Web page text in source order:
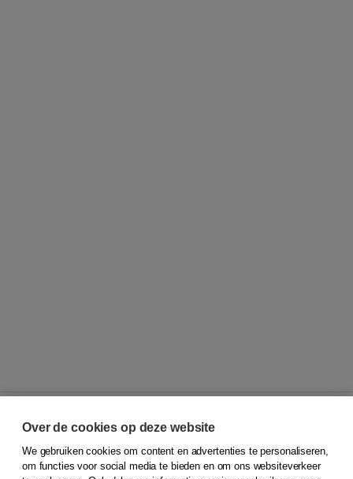
© 2026Koninklijke Boom uitgevers
Over de cookies op deze website
We gebruiken cookies om content en advertenties te personaliseren,
om functies voor social media te bieden en om ons websiteverkeer